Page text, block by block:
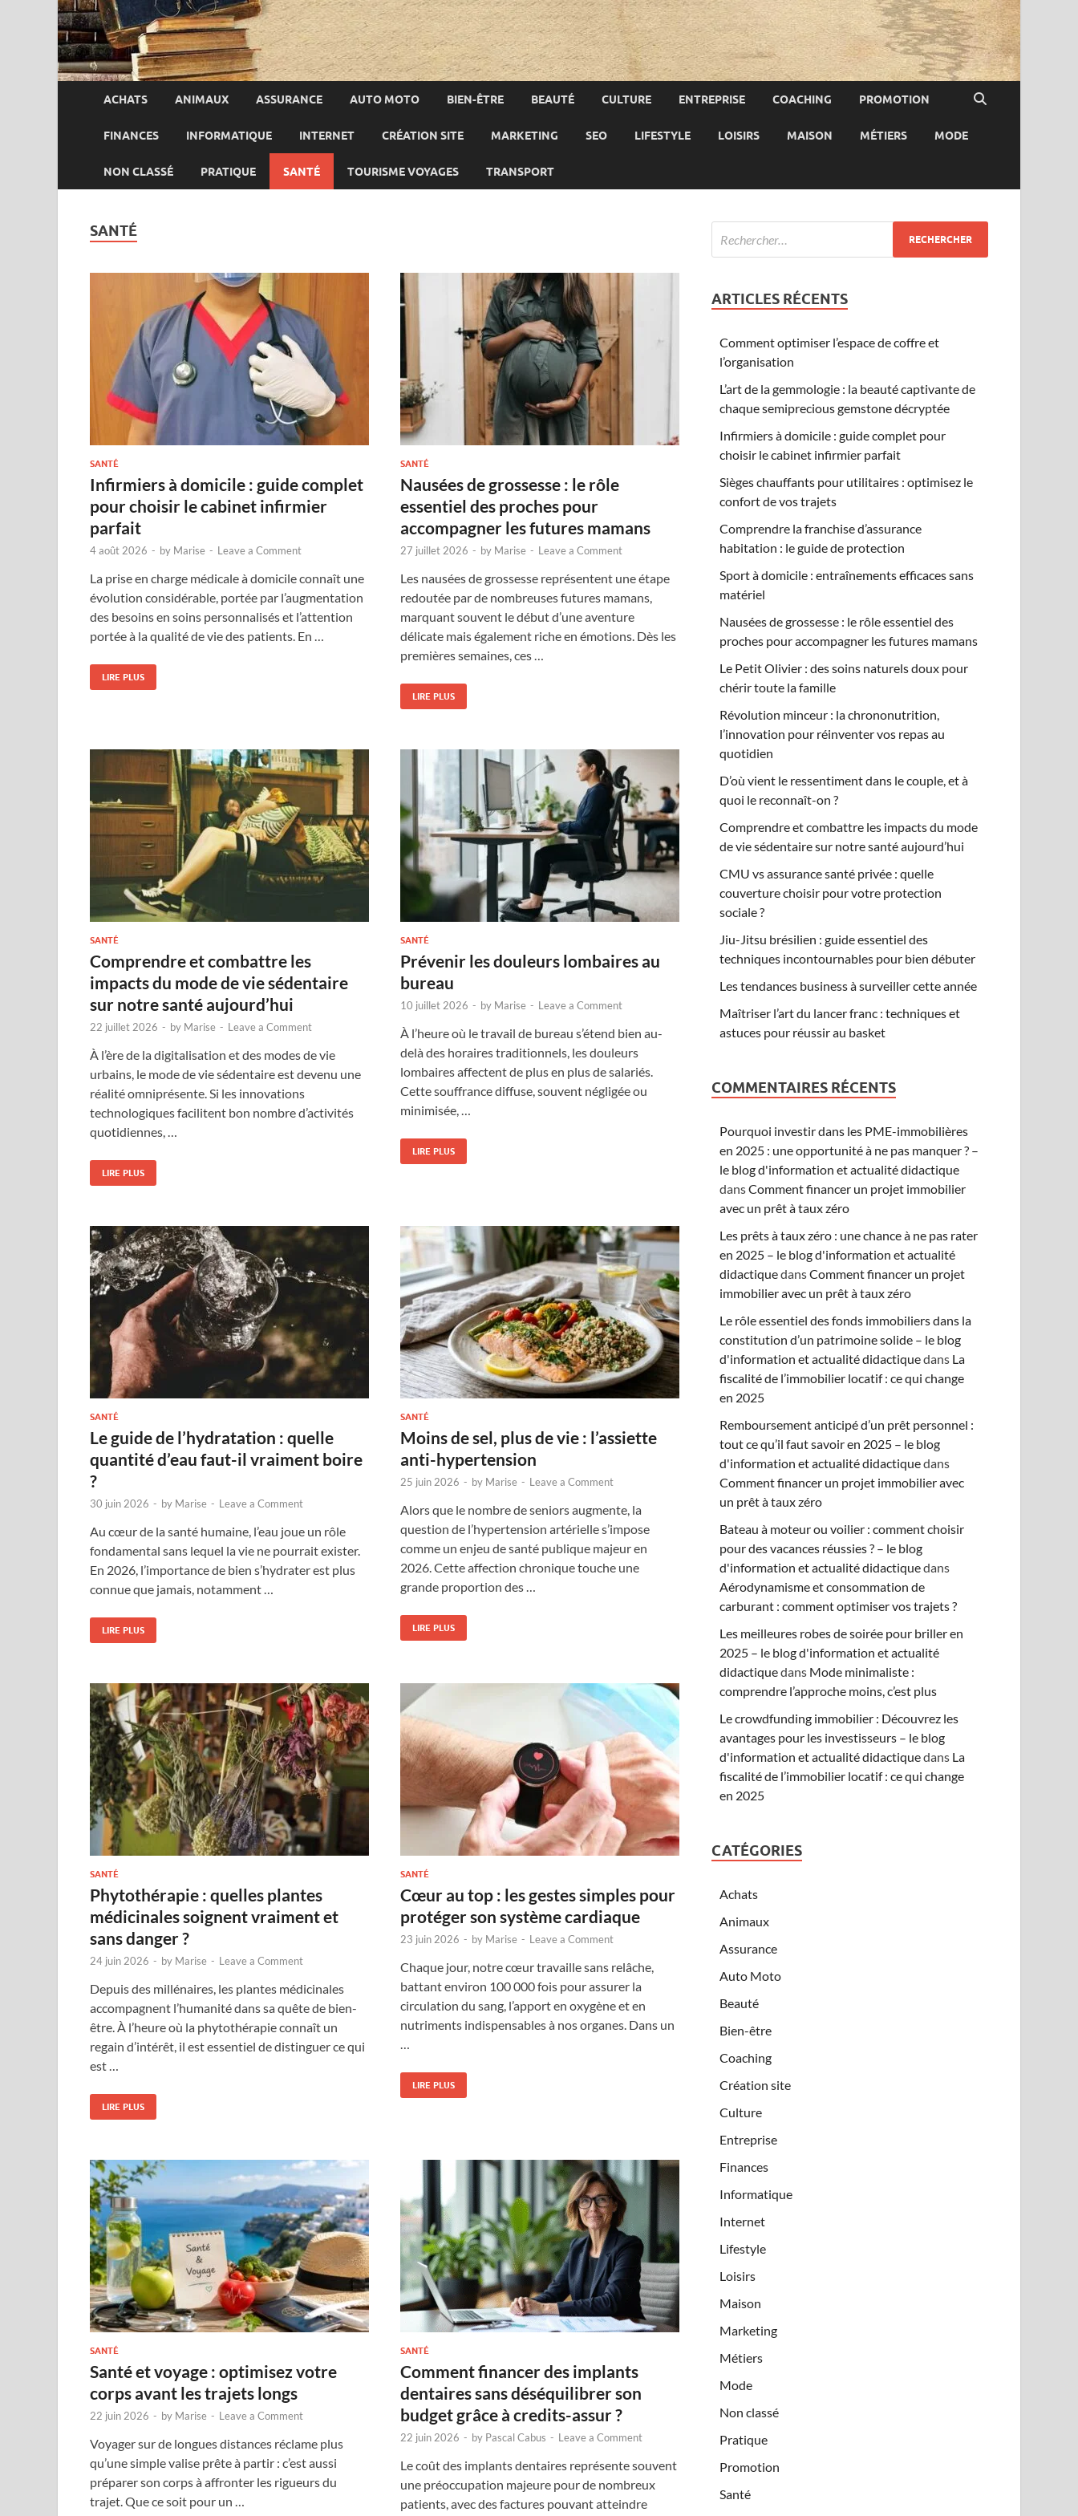
ACHATS ANIMAUX ASSURANCE AUTO MOTO BIEN-ÊTRE BEAUTÉ CULTURE ENTREPRISE COACHING PROMOTION
FINANCES INFORMATIQUE INTERNET CRÉATION SITE MARKETING SEO LIFESTYLE LOISIRS MAISON MÉTIERS MODE
NON CLASSÉ PRATIQUE SANTÉ TOURISME VOYAGES TRANSPORT
SANTÉ
SANTÉ
Infirmiers à domicile : guide complet
pour choisir le cabinet infirmier
parfait
4 août 2026 - by Marise - Leave a Comment
La prise en charge médicale à domicile connaît une
évolution considérable, portée par l’augmentation
des besoins en soins personnalisés et l’attention
portée à la qualité de vie des patients. En …
LIRE PLUS
SANTÉ
Nausées de grossesse : le rôle
essentiel des proches pour
accompagner les futures mamans
27 juillet 2026 - by Marise - Leave a Comment
Les nausées de grossesse représentent une étape
redoutée par de nombreuses futures mamans,
marquant souvent le début d’une aventure
délicate mais également riche en émotions. Dès les
premières semaines, ces …
LIRE PLUS
SANTÉ
Comprendre et combattre les
impacts du mode de vie sédentaire
sur notre santé aujourd’hui
22 juillet 2026 - by Marise - Leave a Comment
À l’ère de la digitalisation et des modes de vie
urbains, le mode de vie sédentaire est devenu une
réalité omniprésente. Si les innovations
technologiques facilitent bon nombre d’activités
quotidiennes, …
LIRE PLUS
SANTÉ
Prévenir les douleurs lombaires au
bureau
10 juillet 2026 - by Marise - Leave a Comment
À l’heure où le travail de bureau s’étend bien au-
delà des horaires traditionnels, les douleurs
lombaires affectent de plus en plus de salariés.
Cette souffrance diffuse, souvent négligée ou
minimisée, …
LIRE PLUS
SANTÉ
Le guide de l’hydratation : quelle
quantité d’eau faut-il vraiment boire
?
30 juin 2026 - by Marise - Leave a Comment
Au cœur de la santé humaine, l’eau joue un rôle
fondamental sans lequel la vie ne pourrait exister.
En 2026, l’importance de bien s’hydrater est plus
connue que jamais, notamment …
LIRE PLUS
SANTÉ
Moins de sel, plus de vie : l’assiette
anti-hypertension
25 juin 2026 - by Marise - Leave a Comment
Alors que le nombre de seniors augmente, la
question de l’hypertension artérielle s’impose
comme un enjeu de santé publique majeur en
2026. Cette affection chronique touche une
grande proportion des …
LIRE PLUS
SANTÉ
Phytothérapie : quelles plantes
médicinales soignent vraiment et
sans danger ?
24 juin 2026 - by Marise - Leave a Comment
Depuis des millénaires, les plantes médicinales
accompagnent l’humanité dans sa quête de bien-
être. À l’heure où la phytothérapie connaît un
regain d’intérêt, il est essentiel de distinguer ce qui
est …
LIRE PLUS
SANTÉ
Cœur au top : les gestes simples pour
protéger son système cardiaque
23 juin 2026 - by Marise - Leave a Comment
Chaque jour, notre cœur travaille sans relâche,
battant environ 100 000 fois pour assurer la
circulation du sang, l’apport en oxygène et en
nutriments indispensables à nos organes. Dans un
…
LIRE PLUS
SANTÉ
Santé et voyage : optimisez votre
corps avant les trajets longs
22 juin 2026 - by Marise - Leave a Comment
Voyager sur de longues distances réclame plus
qu’une simple valise prête à partir : c’est aussi
préparer son corps à affronter les rigueurs du
trajet. Que ce soit pour un …
SANTÉ
Comment financer des implants
dentaires sans déséquilibrer son
budget grâce à credits-assur ?
22 juin 2026 - by Pascal Cabus - Leave a Comment
Le coût des implants dentaires représente souvent
une préoccupation majeure pour de nombreux
patients, avec des factures pouvant atteindre
ARTICLES RÉCENTS
Comment optimiser l’espace de coffre et
l’organisation
L’art de la gemmologie : la beauté captivante de
chaque semiprecious gemstone décryptée
Infirmiers à domicile : guide complet pour
choisir le cabinet infirmier parfait
Sièges chauffants pour utilitaires : optimisez le
confort de vos trajets
Comprendre la franchise d’assurance
habitation : le guide de protection
Sport à domicile : entraînements efficaces sans
matériel
Nausées de grossesse : le rôle essentiel des
proches pour accompagner les futures mamans
Le Petit Olivier : des soins naturels doux pour
chérir toute la famille
Révolution minceur : la chrononutrition,
l’innovation pour réinventer vos repas au
quotidien
D’où vient le ressentiment dans le couple, et à
quoi le reconnaît-on ?
Comprendre et combattre les impacts du mode
de vie sédentaire sur notre santé aujourd’hui
CMU vs assurance santé privée : quelle
couverture choisir pour votre protection
sociale ?
Jiu-Jitsu brésilien : guide essentiel des
techniques incontournables pour bien débuter
Les tendances business à surveiller cette année
Maîtriser l’art du lancer franc : techniques et
astuces pour réussir au basket
COMMENTAIRES RÉCENTS
Pourquoi investir dans les PME-immobilières
en 2025 : une opportunité à ne pas manquer ? –
le blog d'information et actualité didactique
dansComment financer un projet immobilier
avec un prêt à taux zéro
Les prêts à taux zéro : une chance à ne pas rater
en 2025 – le blog d'information et actualité
didactiquedansComment financer un projet
immobilier avec un prêt à taux zéro
Le rôle essentiel des fonds immobiliers dans la
constitution d’un patrimoine solide – le blog
d'information et actualité didactiquedans La
fiscalité de l’immobilier locatif : ce qui change
en 2025
Remboursement anticipé d’un prêt personnel :
tout ce qu’il faut savoir en 2025 – le blog
d'information et actualité didactiquedans
Comment financer un projet immobilier avec
un prêt à taux zéro
Bateau à moteur ou voilier : comment choisir
pour des vacances réussies ? – le blog
d'information et actualité didactiquedans
Aérodynamisme et consommation de
carburant : comment optimiser vos trajets ?
Les meilleures robes de soirée pour briller en
2025 – le blog d'information et actualité
didactiquedans Mode minimaliste :
comprendre l’approche moins, c’est plus
Le crowdfunding immobilier : Découvrez les
avantages pour les investisseurs – le blog
d'information et actualité didactiquedans La
fiscalité de l’immobilier locatif : ce qui change
en 2025
CATÉGORIES
Achats
Animaux
Assurance
Auto Moto
Beauté
Bien-être
Coaching
Création site
Culture
Entreprise
Finances
Informatique
Internet
Lifestyle
Loisirs
Maison
Marketing
Métiers
Mode
Non classé
Pratique
Promotion
Santé